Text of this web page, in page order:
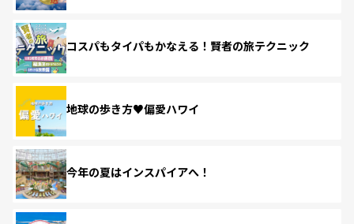
コスパもタイパもかなえる！賢者の旅テクニック
地球の歩き方♥偏愛ハワイ
今年の夏はインスパイアへ！